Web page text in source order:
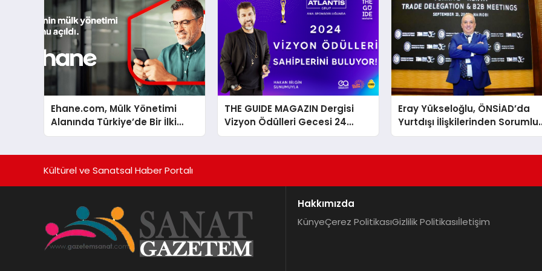
Ehane.com, Mülk Yönetimi
Alanında Türkiye’de Bir İlki
Gerçekleştirmek İçin Yayında
THE GUIDE MAGAZIN Dergisi
Vizyon Ödülleri Gecesi 24
Aralık’ta
Eray Yükseloğlu, ÖNSİAD’da
Yurtdışı İlişkilerinden Sorumlu
Genel Başkan Yardımcısı
Kültürel ve Sanatsal Haber Portalı
Hakkımızda
KünyeÇerez PolitikasıGizlilik Politikasıİletişim